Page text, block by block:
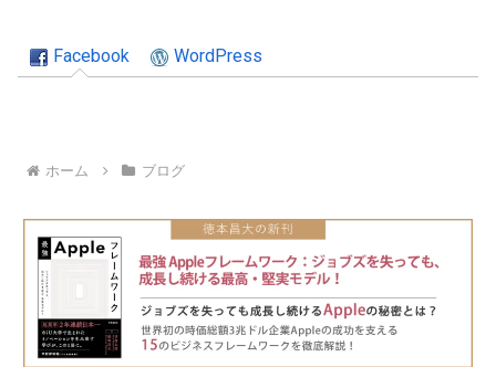
Facebook WordPress
ホーム ブログ